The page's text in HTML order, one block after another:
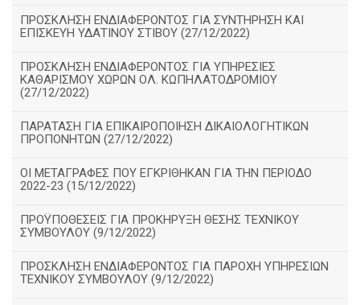
ΠΡΟΣΚΛΗΣΗ ΕΝΔΙΑΦΕΡΟΝΤΟΣ ΓΙΑ ΣΥΝΤΗΡΗΣΗ ΚΑΙ
ΕΠΙΣΚΕΥΗ ΥΔΑΤΙΝΟΥ ΣΤΙΒΟΥ (27/12/2022)
ΠΡΟΣΚΛΗΣΗ ΕΝΔΙΑΦΕΡΟΝΤΟΣ ΓΙΑ ΥΠΗΡΕΣΙΕΣ
ΚΑΘΑΡΙΣΜΟΥ ΧΩΡΩΝ ΟΛ. ΚΩΠΗΛΑΤΟΔΡΟΜΙΟΥ
(27/12/2022)
ΠΑΡΑΤΑΣΗ ΓΙΑ ΕΠΙΚΑΙΡΟΠΟΙΗΣΗ ΔΙΚΑΙΟΛΟΓΗΤΙΚΩΝ
ΠΡΟΠΟΝΗΤΩΝ (27/12/2022)
ΟΙ ΜΕΤΑΓΡΑΦΕΣ ΠΟΥ ΕΓΚΡΙΘΗΚΑΝ ΓΙΑ ΤΗΝ ΠΕΡΙΟΔΟ
2022-23 (15/12/2022)
ΠΡΟΫΠΟΘΕΣΕΙΣ ΓΙΑ ΠΡΟΚΗΡΥΞΗ ΘΕΣΗΣ ΤΕΧΝΙΚΟΥ
ΣΥΜΒΟΥΛΟΥ (9/12/2022)
ΠΡΟΣΚΛΗΣΗ ΕΝΔΙΑΦΕΡΟΝΤΟΣ ΓΙΑ ΠΑΡΟΧΗ ΥΠΗΡΕΣΙΩΝ
ΤΕΧΝΙΚΟΥ ΣΥΜΒΟΥΛΟΥ (9/12/2022)